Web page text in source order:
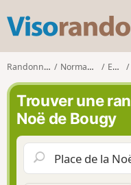
Randonnées Normandie Eure
Trouver une
Noë de Bougy